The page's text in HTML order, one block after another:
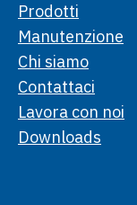
Prodotti
Manutenzione
Chi siamo
Contattaci
Lavora con noi
Downloads